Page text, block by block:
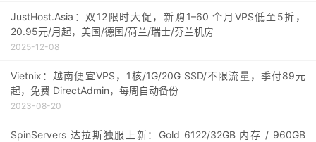
JustHost.Asia：双12限时大促，新购1–60 个月VPS低至5折，
20.95元/月起，美国/德国/荷兰/瑞士/芬兰机房
2025-12-08
Vietnix：越南便宜VPS，1核/1G/20G SSD/不限流量，季付89元
起，免费 DirectAdmin，每周自动备份
2023-08-20
SpinServers 达拉斯独服上新：Gold 6122/32GB 内存 / 960GB